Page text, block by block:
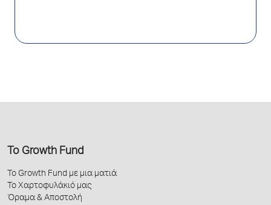
Το Growth Fund
Το Growth Fund με μια ματιά
Το Χαρτοφυλάκιό μας
Όραμα & Αποστολή